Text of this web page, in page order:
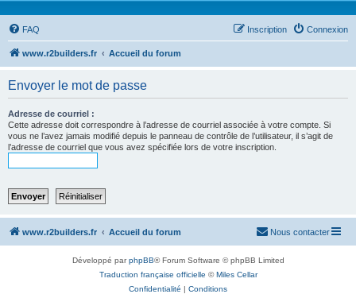
FAQ Connexion
Inscription
www.r2builders.fr Accueil du forum
Envoyer le mot de passe
Adresse de courriel :
Cette adresse doit correspondre à l’adresse de courriel associée à votre compte. Si
vous ne l’avez jamais modifié depuis le panneau de contrôle de l’utilisateur, il s’agit de
l’adresse de courriel que vous avez spécifiée lors de votre inscription.
www.r2builders.fr Accueil du forum Nous contacter
Développé parphpBB® Forum Software © phpBB Limited
Traduction française officielle ©Miles Cellar
Confidentialité | Conditions